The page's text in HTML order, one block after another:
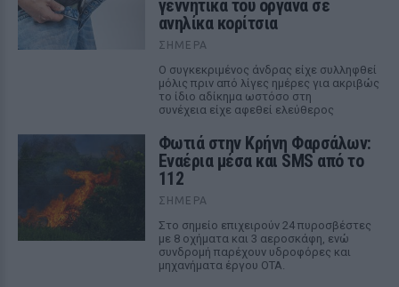
γεννητικά του όργανα σε
ανηλίκα κορίτσια
ΣΉΜΕΡΑ
Ο συγκεκριμένος άνδρας είχε συλληφθεί
μόλις πριν από λίγες ημέρες για ακριβώς
το ίδιο αδίκημα ωστόσο στη
συνέχεια είχε αφεθεί ελεύθερος
Φωτιά στην Κρήνη Φαρσάλων:
Εναέρια μέσα και SMS από το
112
ΣΉΜΕΡΑ
Στο σημείο επιχειρούν 24 πυροσβέστες
με 8 οχήματα και 3 αεροσκάφη, ενώ
συνδρομή παρέχουν υδροφόρες και
μηχανήματα έργου ΟΤΑ.